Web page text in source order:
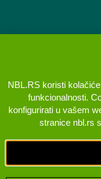
ILAC SANAYII VE TICARET
BEOGRAD (VRAČAR)
KONTAKT
Brane Crnčevića 5, 11000
NBL.RS koristi
funkcionalnosti.
konfigurirati u vašem
stranice nbl.rs